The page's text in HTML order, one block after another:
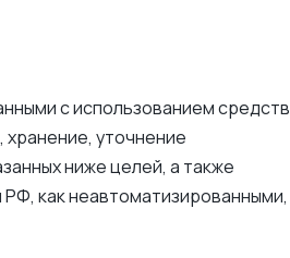
с использованием средств
хранение, уточнение
ниже целей, а также
как неавтоматизированными,